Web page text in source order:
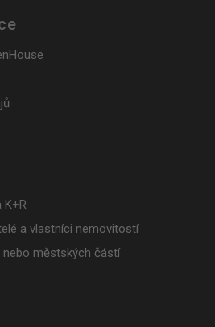
K+R
a vlastníci nemovitostí
městských částí